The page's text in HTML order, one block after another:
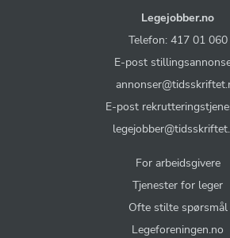
Legejobber.no
Telefon: 417 01 060
E-post
E-post
For arbeidsgivere
Tjenester for leger
Ofte stilte spørsmål
Legeforeningen.no